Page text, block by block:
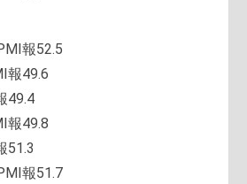
報52.5
報49.6
49.4
報49.8
51.3
報51.7